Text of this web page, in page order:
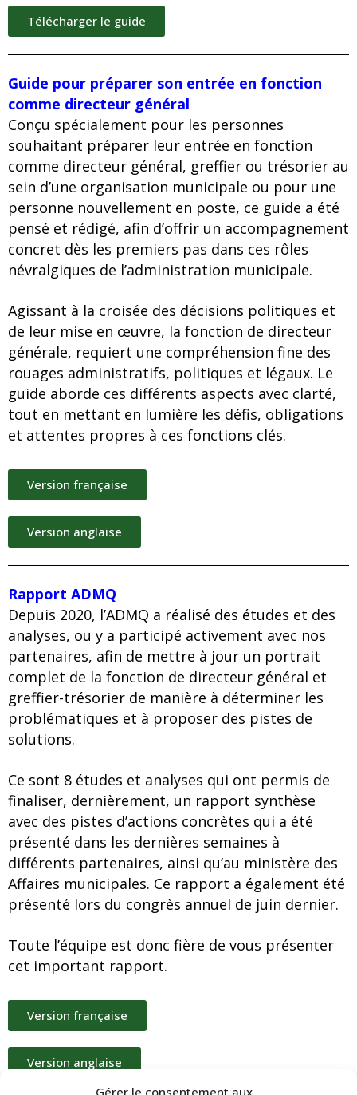
Gérer le consentement aux
Télécharger le guide
Guide pour préparer son entrée en fonction
comme directeur général
Conçu spécialement pour les personnes
souhaitant préparer leur entrée en fonction
comme directeur général, greffier ou trésorier au
sein d’une organisation municipale ou pour une
personne nouvellement en poste, ce guide a été
pensé et rédigé, afin d’offrir un accompagnement
concret dès les premiers pas dans ces rôles
névralgiques de l’administration municipale.
Agissant à la croisée des décisions politiques et
de leur mise en œuvre, la fonction de directeur
générale, requiert une compréhension fine des
rouages administratifs, politiques et légaux. Le
guide aborde ces différents aspects avec clarté,
tout en mettant en lumière les défis, obligations
et attentes propres à ces fonctions clés.
Version française
Version anglaise
Rapport ADMQ
Depuis 2020, l’ADMQ a réalisé des études et des
analyses, ou y a participé activement avec nos
partenaires, afin de mettre à jour un portrait
complet de la fonction de directeur général et
greffier-trésorier de manière à déterminer les
problématiques et à proposer des pistes de
solutions.
Ce sont 8 études et analyses qui ont permis de
finaliser, dernièrement, un rapport synthèse
avec des pistes d’actions concrètes qui a été
présenté dans les dernières semaines à
différents partenaires, ainsi qu’au ministère des
Affaires municipales. Ce rapport a également été
présenté lors du congrès annuel de juin dernier.
Toute l’équipe est donc fière de vous présenter
cet important rapport.
Version française
Version anglaise